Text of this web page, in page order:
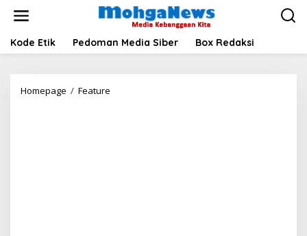
Kode Etik Pedoman Media Siber Box Redaksi
Homepage / Feature